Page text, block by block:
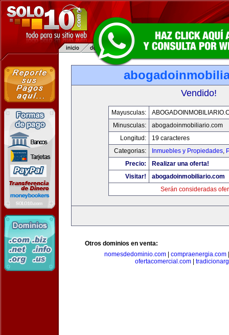
Vendido!
Mayusculas:
Minusculas:
abogadoinmobiliario.com
Longitud:
19 caracteres
Categorias:
Inmuebles y Propiedades,
Precio:
Realizar una oferta!
Visitar!
abogadoinmobiliario.com
Serán consideradas
Otros dominios en venta:
nomesdedominio.com| compraenergia.com
ofertacomercial.com